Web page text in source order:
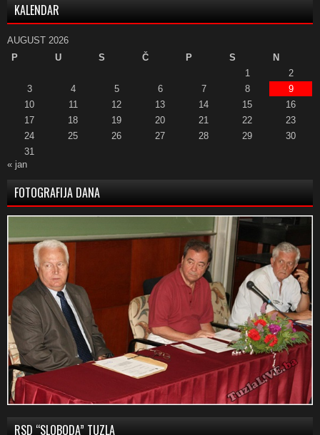
KALENDAR
AUGUST 2026
P
U S Č P S
N
1
2
3
4 5 6 7 8
9
10
11 12 13 14 15
16
17
18 19 20 21 22
23
24
25 26 27 28 29
30
31
« jan
FOTOGRAFIJA DANA
RSD “SLOBODA” TUZLA